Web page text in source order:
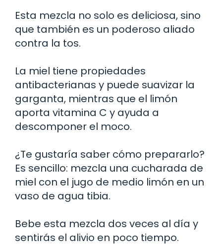
Esta mezcla no solo es deliciosa, sino
que también es un poderoso aliado
contra la tos.
La miel tiene propiedades
antibacterianas y puede suavizar la
garganta, mientras que el limón
aporta vitamina C y ayuda a
descomponer el moco.
¿Te gustaría saber cómo prepararlo?
Es sencillo: mezcla una cucharada de
miel con el jugo de medio limón en un
vaso de agua tibia.
Bebe esta mezcla dos veces al día y
sentirás el alivio en poco tiempo.